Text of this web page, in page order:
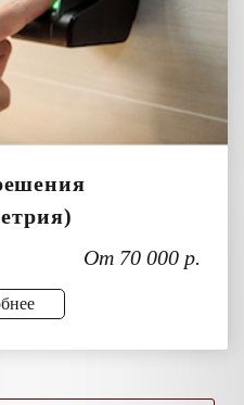
От 70 000 р.